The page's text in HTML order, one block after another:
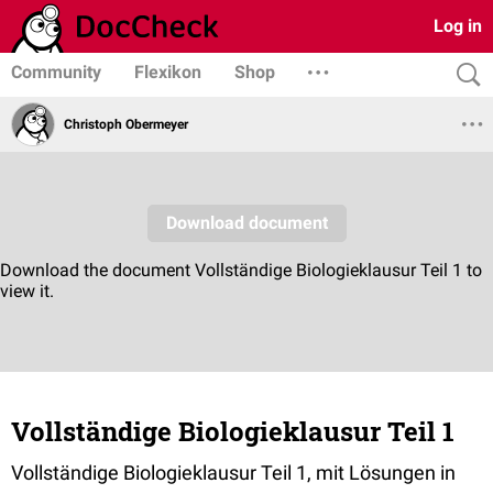
Log in
Community Flexikon Shop
Christoph Obermeyer
Vollständige Biologieklausur Teil 1
Vollständige Biologieklausur Teil 1, mit Lösungen in